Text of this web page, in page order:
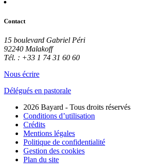
Contact
15 boulevard Gabriel Péri
92240 Malakoff
Tél. : +33 1 74 31 60 60
Nous écrire
Délégués en pastorale
2026 Bayard - Tous droits réservés
Conditions d’utilisation
Crédits
Mentions légales
Politique de confidentialité
Gestion des cookies
Plan du site